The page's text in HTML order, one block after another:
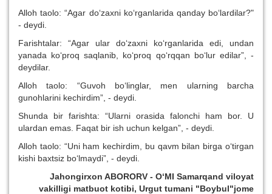
Alloh taolo: “Agar do‘zaxni ko‘rganlarida qanday bo‘lardilar?"
- deydi.
Farishtalar: “Agar ular do‘zaxni ko‘rganlarida edi, undan
yanada ko‘proq saqlanib, ko‘proq qo‘rqqan bo‘lur edilar”, -
deydilar.
Alloh taolo: “Guvoh bo‘linglar, men ularning barcha
gunohlarini kechirdim”, - deydi.
Shunda bir farishta: “Ularni orasida falonchi ham bor. U
ulardan emas. Faqat bir ish uchun kelgan”, - deydi.
Alloh taolo: “Uni ham kechirdim, bu qavm bilan birga o‘tirgan
kishi baxtsiz bo‘lmaydi”, - deydi.
Jahongirxon ABORORV - O‘MI Samarqand viloyat
vakilligi matbuot kotibi, Urgut tumani "Boybul"jome